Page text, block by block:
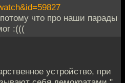
что про наши парады
:(((
устройство, при